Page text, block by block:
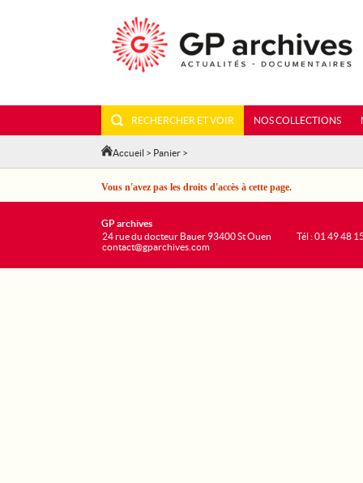
RECHERCHER ET VOIR NOS COLLECTIONS
Accueil > Panier >
Vous n'avez pas les droits d'accès à cette page.
GP archives
24 rue du docteur Bauer 93400 St Ouen
contact@gparchives.com
Tél : 01 49 48